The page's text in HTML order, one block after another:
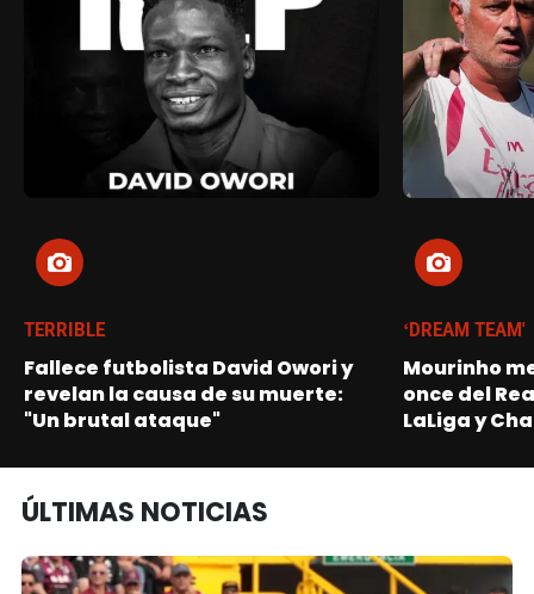
TERRIBLE
Fallece futbolista David Owori y
revelan la causa de su muerte:
"Un brutal ataque"
‘DREAM TEAM'
Mourinho
once del
LaLiga y
ÚLTIMAS NOTICIAS